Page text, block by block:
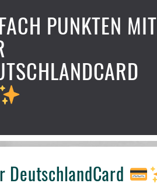
PUNKTEN MIT